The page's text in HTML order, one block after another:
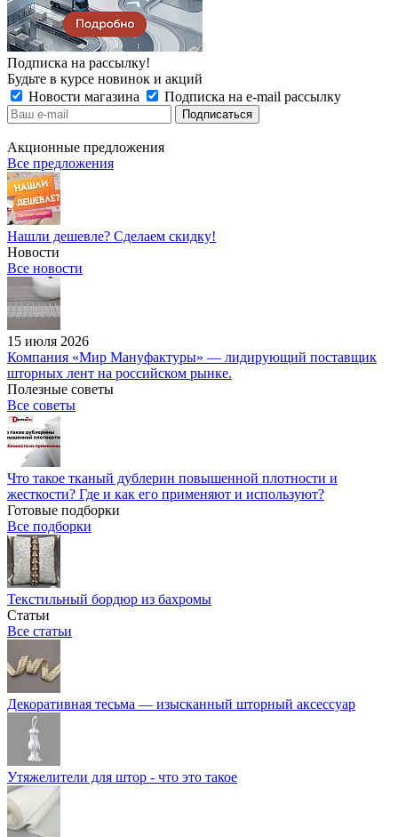
Подписка на рассылку!
Будьте в курсе новинок и акций
Новости магазина
Подписка на e-mail рассылку
Акционные предложения
Все предложения
Нашли дешевле? Сделаем скидку!
Новости
Все новости
15 июля 2026
Компания «Мир Мануфактуры» — лидирующий поставщик
шторных лент на российском рынке.
Полезные советы
Все советы
Что такое тканый дублерин повышенной плотности и
жесткости? Где и как его применяют и используют?
Готовые подборки
Все подборки
Текстильный бордюр из бахромы
Статьи
Все статьи
Декоративная тесьма — изысканный шторный аксессуар
Утяжелители для штор - что это такое